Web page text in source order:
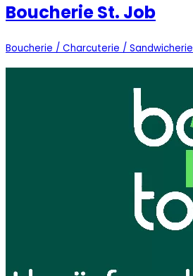
Boucherie St. Job
Boucherie / Charcuterie / Sandwicherie